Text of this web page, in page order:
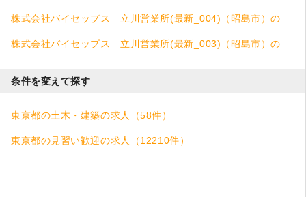
土木・建築求人
株式会社バイセップス 立川営業所(最新_004)（昭島市）の
土木・建築求人
株式会社バイセップス 立川営業所(最新_003)（昭島市）の
条件を変えて探す
東京都の土木・建築の求人（58件）
東京都の見習い歓迎の求人（12210件）